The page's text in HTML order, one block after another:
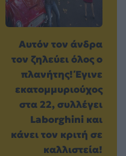
Αυτόν τον άνδρα
τον ζηλεύει όλος ο
πλανήτης! Έγινε
εκατομμυριούχος
στα 22, συλλέγει
Laborghini και
κάνει τον κριτή σε
καλλιστεία!